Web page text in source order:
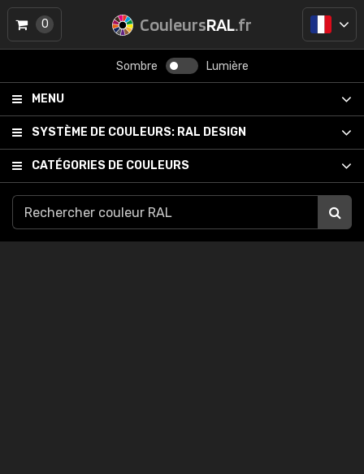
CouleursRAL.fr
Sombre Lumière
MENU
SYSTÈME DE COULEURS: RAL DESIGN
CATÉGORIES DE COULEURS
0